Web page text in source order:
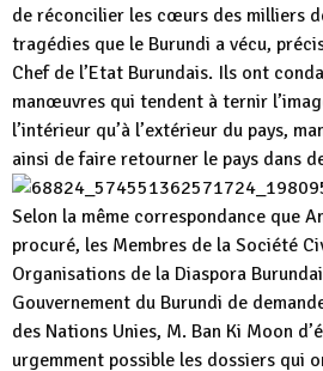
de réconcilier les cœurs des milliers
tragédies que le Burundi a vécu,
Chef de l’Etat Burundais. Ils ont
manœuvres qui tendent à ternir
l’intérieur qu’à l’extérieur du pays,
ainsi de faire retourner le pays dans
Selon la même correspondance que
procuré, les Membres de la Société
Organisations de la Diaspora
Gouvernement du Burundi de
des Nations Unies, M. Ban Ki Moon
urgemment possible les dossiers qui